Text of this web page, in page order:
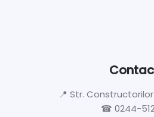
📍 Str.
☎ 0244-